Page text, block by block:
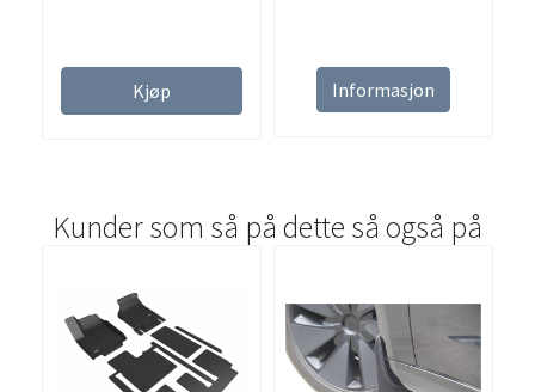
Kjøp Informasjon
Kunder som så på dette så også på